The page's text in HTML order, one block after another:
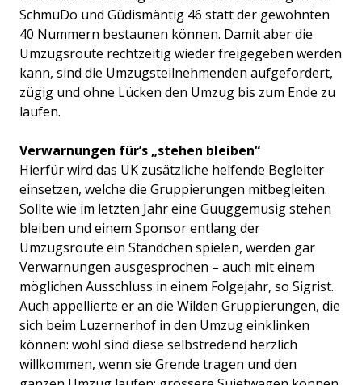
SchmuDo und Güdismäntig 46 statt der gewohnten
40 Nummern bestaunen können. Damit aber die
Umzugsroute rechtzeitig wieder freigegeben werden
kann, sind die Umzugsteilnehmenden aufgefordert,
zügig und ohne Lücken den Umzug bis zum Ende zu
laufen.
Verwarnungen für’s „stehen bleiben“
Hierfür wird das UK zusätzliche helfende Begleiter
einsetzen, welche die Gruppierungen mitbegleiten.
Sollte wie im letzten Jahr eine Guuggemusig stehen
bleiben und einem Sponsor entlang der
Umzugsroute ein Ständchen spielen, werden gar
Verwarnungen ausgesprochen – auch mit einem
möglichen Ausschluss in einem Folgejahr, so Sigrist.
Auch appellierte er an die Wilden Gruppierungen, die
sich beim Luzernerhof in den Umzug einklinken
können: wohl sind diese selbstredend herzlich
willkommen, wenn sie Grende tragen und den